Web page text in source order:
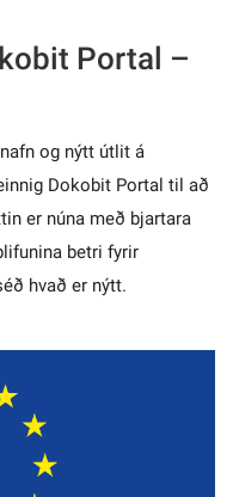
Portal –
og nýtt útlit á
Dokobit Portal til að
er núna með bjartara
betri fyrir
hvað er nýtt.